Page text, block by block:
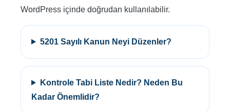
WordPress içinde doğrudan kullanılabilir.
5201 Sayılı Kanun Neyi Düzenler?
Kontrole Tabi Liste Nedir? Neden Bu
Kadar Önemlidir?